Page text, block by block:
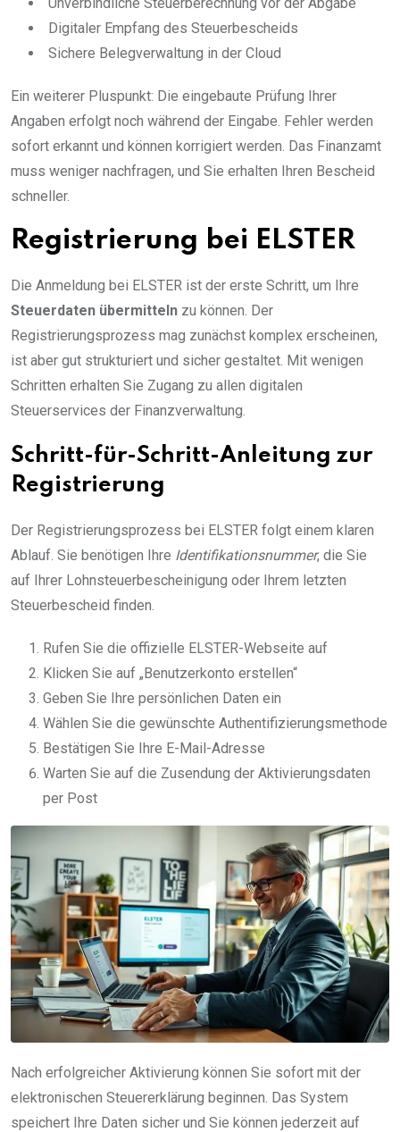
Digitaler Empfang des Steuerbescheids
Sichere Belegverwaltung in der Cloud
Ein weiterer Pluspunkt: Die eingebaute Prüfung Ihrer
Angaben erfolgt noch während der Eingabe. Fehler werden
sofort erkannt und können korrigiert werden. Das Finanzamt
muss weniger nachfragen, und Sie erhalten Ihren Bescheid
schneller.
Registrierung bei ELSTER
Die Anmeldung bei ELSTER ist der erste Schritt, um Ihre
Steuerdaten übermitteln zu können. Der
Registrierungsprozess mag zunächst komplex erscheinen,
ist aber gut strukturiert und sicher gestaltet. Mit wenigen
Schritten erhalten Sie Zugang zu allen digitalen
Steuerservices der Finanzverwaltung.
Schritt-für-Schritt-Anleitung zur
Registrierung
Der Registrierungsprozess bei ELSTER folgt einem klaren
Ablauf. Sie benötigen Ihre Identifikationsnummer, die Sie
auf Ihrer Lohnsteuerbescheinigung oder Ihrem letzten
Steuerbescheid finden.
Rufen Sie die offizielle ELSTER-Webseite auf
Klicken Sie auf „Benutzerkonto erstellen“
Geben Sie Ihre persönlichen Daten ein
Wählen Sie die gewünschte Authentifizierungsmethode
Bestätigen Sie Ihre E-Mail-Adresse
Warten Sie auf die Zusendung der Aktivierungsdaten
per Post
Nach erfolgreicher Aktivierung können Sie sofort mit der
elektronischen Steuererklärung beginnen. Das System
speichert Ihre Daten sicher und Sie können jederzeit auf